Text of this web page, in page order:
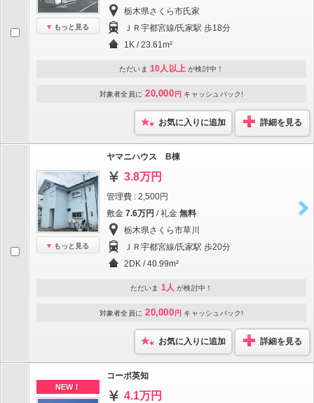
もっと見る
栃木県さくら市氏家
ＪＲ宇都宮線/氏家駅 歩18分
1K / 23.61m²
ただいま 10人以上 が検討中！
対象者全員に 20,000 円 キャッシュバック!
お気に入りに追加 詳細を見る
もっと見る
ヤマニハウス B棟
3.8万円
管理費 : 2,500円
敷金 7.6万円 / 礼金 無料
栃木県さくら市草川
ＪＲ宇都宮線/氏家駅 歩20分
2DK / 40.99m²
ただいま 1人 が検討中！
対象者全員に 20,000 円 キャッシュバック!
お気に入りに追加 詳細を見る
NEW！
コーポ英知
4.1万円